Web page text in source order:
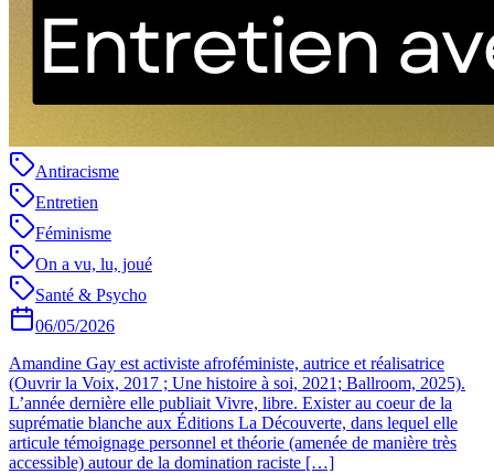
Antiracisme
Entretien
Féminisme
On a vu, lu, joué
Santé & Psycho
06/05/2026
Amandine Gay est activiste afroféministe, autrice et réalisatrice
(Ouvrir la Voix, 2017 ; Une histoire à soi, 2021; Ballroom, 2025).
L’année dernière elle publiait Vivre, libre. Exister au coeur de la
suprématie blanche aux Éditions La Découverte, dans lequel elle
articule témoignage personnel et théorie (amenée de manière très
accessible) autour de la domination raciste […]